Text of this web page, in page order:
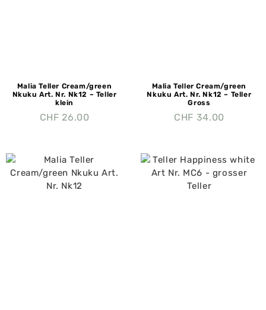
Malia Teller Cream/green
Nkuku Art. Nr. Nk12 – Teller
klein
CHF 26.00
Malia Teller Cream/green
Nkuku Art. Nr. Nk12 – Teller
Gross
CHF 34.00